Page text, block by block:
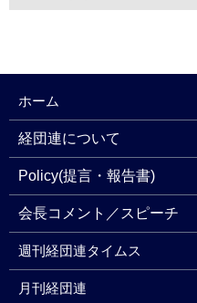
ホーム
経団連について
Policy(提言・報告書)
会長コメント／スピーチ
週刊経団連タイムス
月刊経団連